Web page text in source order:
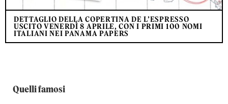
DETTAGLIO DELLA COPERTINA DE L’ESPRESSO
USCITO VENERDÌ 8 APRILE, CON I PRIMI 100 NOMI
ITALIANI NEI PANAMA PAPERS
Quelli famosi